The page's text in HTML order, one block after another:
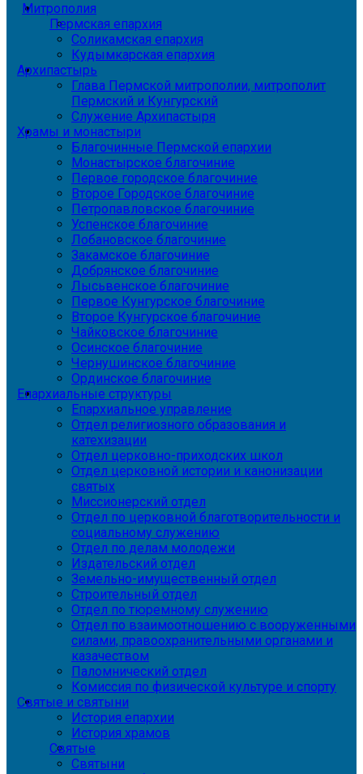
Митрополия
Пермская епархия
Соликамская епархия
Кудымкарская епархия
Архипастырь
Глава Пермской митрополии, митрополит
Пермский и Кунгурский
Служение Архипастыря
Храмы и монастыри
Благочинные Пермской епархии
Монастырское благочиние
Первое городское благочиние
Второе Городское благочиние
Петропавловское благочиние
Успенское благочиние
Лобановское благочиние
Закамское благочиние
Добрянское благочиние
Лысьвенское благочиние
Первое Кунгурское благочиние
Второе Кунгурское благочиние
Чайковское благочиние
Осинское благочиние
Чернушинское благочиние
Ординское благочиние
Епархиальные структуры
Епархиальное управление
Отдел религиозного образования и
катехизации
Отдел церковно-приходских школ
Отдел церковной истории и канонизации
святых
Миссионерский отдел
Отдел по церковной благотворительности и
социальному служению
Отдел по делам молодежи
Издательский отдел
Земельно-имущественный отдел
Строительный отдел
Отдел по тюремному служению
Отдел по взаимоотношению с вооруженными
силами, правоохранительными органами и
казачеством
Паломнический отдел
Комиссия по физической культуре и спорту
Святые и святыни
История епархии
История храмов
Святые
Святыни